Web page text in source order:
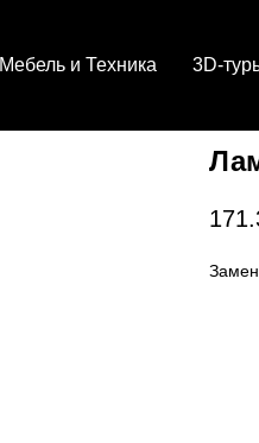
Мебель и Техника 3D-